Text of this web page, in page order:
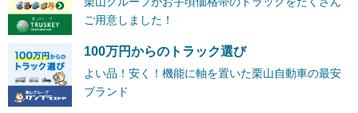
ご用意しました！
100万円からのトラック選び
よい品！安く！機能に軸を置いた栗山自動車の最安
ブランド